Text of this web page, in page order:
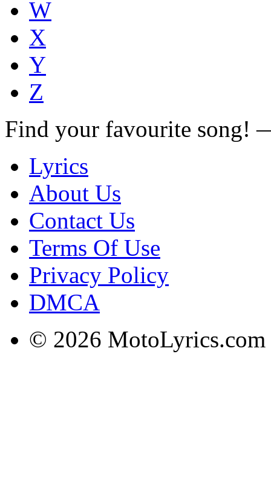
W
X
Y
Z
Find your favourite song!
Lyrics
About Us
Contact Us
Terms Of Use
Privacy Policy
DMCA
© 2026 MotoLyrics.com